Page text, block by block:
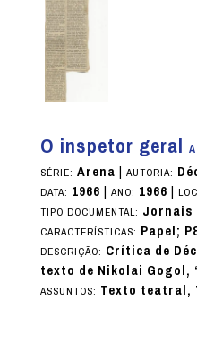
O inspetor geral
SÉRIE: Arena| AUTORIA:
DATA: 1966| ANO: 1966|
TIPO DOCUMENTAL: Jornais
CARACTERÍSTICAS: Papel;
DESCRIÇÃO: Crítica de
texto de Nikolai Gogol,
ASSUNTOS: Texto